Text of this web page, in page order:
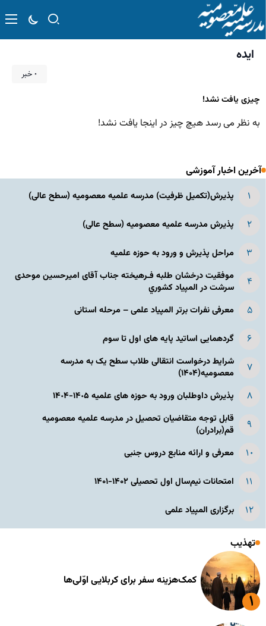
ایده
۰ خبر
چیزی یافت نشد!
به نظر می رسد هیچ چیز در اینجا یافت نشد!
آخرین اخبار آموزشی
پذیرش(تکمیل ظرفیت) مدرسه علمیه معصومیه‌ (سطح عالی)
پذیرش مدرسه علمیه معصومیه‌ (سطح عالی)
مراحل پذیرش و ورود به حوزه علمیه
موفقیت درخشان طلبه فـرهیخته جناب آقای امیرحسین موحدی
سرشت در المپياد كشوري
معرفی نفرات برتر المپیاد علمی – مرحله استانی
گردهمایی اساتید پایه های اول تا سوم
شرایط درخواست انتقالی طلاب سطح یک به مدرسه
معصومیه(۱۴۰۴)
پذیرش داوطلبان ورود به حوزه های علمیه ١۴٠۵-١۴٠۴
قابل توجه متقاضیان تحصیل در مدرسه علمیه معصومیه
قم(برادران)
معرفی و ارائه منابع دروس جنبی
امتحانات نیم‌سال اول تحصیلی ۱۴۰۲-۱۴۰۱
برگزاری المپیاد علمی
تهذیب
کمک‌هزینه سفر برای کربلایی اوّلی‌ها